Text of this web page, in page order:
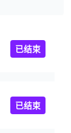
已结束
已结束